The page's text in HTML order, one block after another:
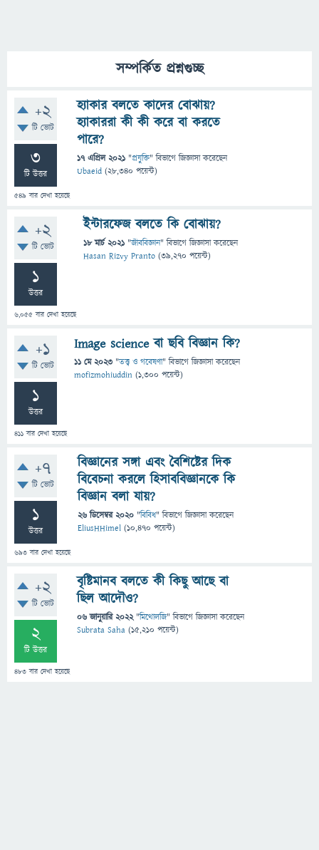
সম্পর্কিত প্রশ্নগুচ্ছ
+2
টি ভোট
3
টি উত্তর
549 বার দেখা হয়েছে
হ্যাকার বলতে কাদের বোঝায়?
হ্যাকাররা কী কী করে বা করতে
পারে?
17 এপ্রিল 2021 "প্রযুক্তি" বিভাগে জিজ্ঞাসাকরেছেন
Ubaeid (28,340 পয়েন্ট)
+2
টি ভোট
1
উত্তর
6,055 বার দেখা হয়েছে
ইন্টারফেজ বলতে কি বোঝায়?
18 মার্চ 2021 "জীববিজ্ঞান" বিভাগে জিজ্ঞাসাকরেছেন
Hasan Rizvy Pranto (39,270 পয়েন্ট)
+1
টি ভোট
1
উত্তর
411 বার দেখা হয়েছে
Image science বা ছবি বিজ্ঞান কি?
11 মে 2023 "তত্ত্ব ও গবেষণা" বিভাগে জিজ্ঞাসাকরেছেন
mofizmohiuddin (1,300 পয়েন্ট)
+7
টি ভোট
1
উত্তর
693 বার দেখা হয়েছে
বিজ্ঞানের সঙ্গা এবং বৈশিষ্টের দিক
বিবেচনা করলে হিসাববিজ্ঞানকে কি
বিজ্ঞান বলা যায়?
26 ডিসেম্বর 2020 "বিবিধ" বিভাগে জিজ্ঞাসাকরেছেন
EliusHHimel (10,470 পয়েন্ট)
+2
টি ভোট
2
টি উত্তর
483 বার দেখা হয়েছে
বৃষ্টিমানব বলতে কী কিছু আছে বা
ছিল আদৌও?
06 জানুয়ারি 2022 "মিথোলজি" বিভাগে জিজ্ঞাসাকরেছেন
Subrata Saha (15,210 পয়েন্ট)